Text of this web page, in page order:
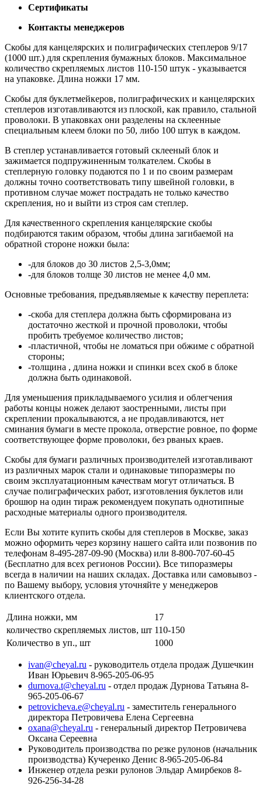
Сертификаты
Контакты менеджеров
Скобы для канцелярских и полиграфических степлеров 9/17
(1000 шт.) для скрепления бумажных блоков. Максимальное
количество скрепляемых листов 110-150 штук - указывается
на упаковке. Длина ножки 17 мм.
Скобы для буклетмейкеров, полиграфических и канцелярских
степлеров изготавливаются из плоской, как правило, стальной
проволоки. В упаковках они разделены на склеенные
специальным клеем блоки по 50, либо 100 штук в каждом.
В степлер уcтанавливается готовый склееный блок и
зажимается подпружиненным толкателем. Скобы в
степлерную головку подаются по 1 и по своим размерам
должны точно соответствовать типу швейной головки, в
противном случае может пострадать не только качество
скрепления, но и выйти из строя сам степлер.
Для качественного скрепления канцелярские скобы
подбираются таким образом, чтобы длина загибаемой на
обратной стороне ножки была:
-для блоков до 30 листов 2,5-3,0мм;
-для блоков толще 30 листов не менее 4,0 мм.
Основные требования, предъявляемые к качеству переплета:
-скоба для степлера должна быть сформирована из
достаточно жесткой и прочной проволоки, чтобы
пробить требуемое количество листов;
-пластичной, чтобы не ломаться при обжиме с обратной
стороны;
-толщина , длина ножки и спинки всех скоб в блоке
должна быть одинаковой.
Для уменьшения прикладываемого усилия и облегчения
работы концы ножек делают заостренными, листы при
скреплении прокалываются, а не продавливаются, нет
сминания бумаги в месте прокола, отверстие ровное, по форме
соответствующее форме проволоки, без рваных краев.
Скобы для бумаги различных производителей изготавливают
из различных марок стали и одинаковые типоразмеры по
своим эксплуатационным качествам могут отличаться. В
случае полиграфических работ, изготовления буклетов или
брошюр на один тираж рекомендуем покупать однотипные
расходные материалы одного производителя.
Если Вы хотите купить скобы для степлеров в Москве, заказ
можно оформить через корзину нашего сайта или позвонив по
телефонам 8-495-287-09-90 (Москва) или 8-800-707-60-45
(Бесплатно для всех регионов России). Все типоразмеры
всегда в наличии на наших складах. Доставка или самовывоз -
по Вашему выбору, условия уточняйте у менеджеров
клиентского отдела.
Длина ножки, мм
17
количество скрепляемых листов, шт 110-150
Количество в уп., шт
1000
ivan@cheyal.ru - руководитель отдела продаж Душечкин
Иван Юрьевич 8-965-205-06-95
durnova.t@cheyal.ru - отдел продаж Дурнова Татьяна 8-
965-205-06-67
petrovicheva.e@cheyal.ru - заместитель генерального
директора Петровичева Елена Сергеевна
oxana@cheyal.ru - генеральный директор Петровичева
Оксана Сереевна
Руководитель производства по резке рулонов (начальник
производства) Кучеренко Денис 8-965-205-06-84
Инженер отдела резки рулонов Эльдар Амирбеков 8-
926-256-34-28